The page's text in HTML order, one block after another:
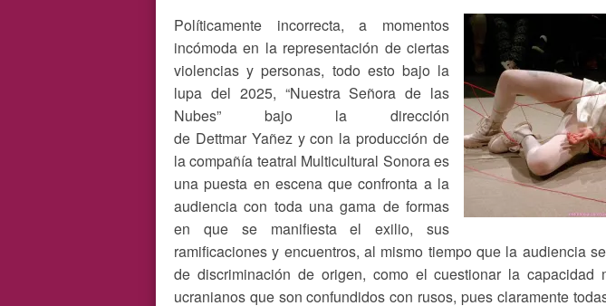
Políticamente incorrecta, a momentos
incómoda en la representación de ciertas
violencias y personas, todo esto bajo la
lupa del 2025, “Nuestra Señora de las
Nubes” bajo la dirección
de Dettmar Yañez y con la producción de
la compañía teatral Multicultural Sonora es
una puesta en escena que confronta a la
audiencia con toda una gama de formas
en que se manifiesta el exilio, sus
ramificaciones y encuentros, al mismo tiempo que la audiencia
de discriminación de origen, como el cuestionar la capacidad
ucranianos que son confundidos con rusos, pues claramente